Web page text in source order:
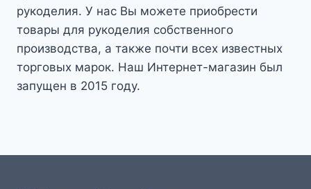
рукоделия. У нас Вы можете приобрести
товары для рукоделия собственного
производства, а также почти всех известных
торговых марок. Наш Интернет-магазин был
запущен в 2015 году.